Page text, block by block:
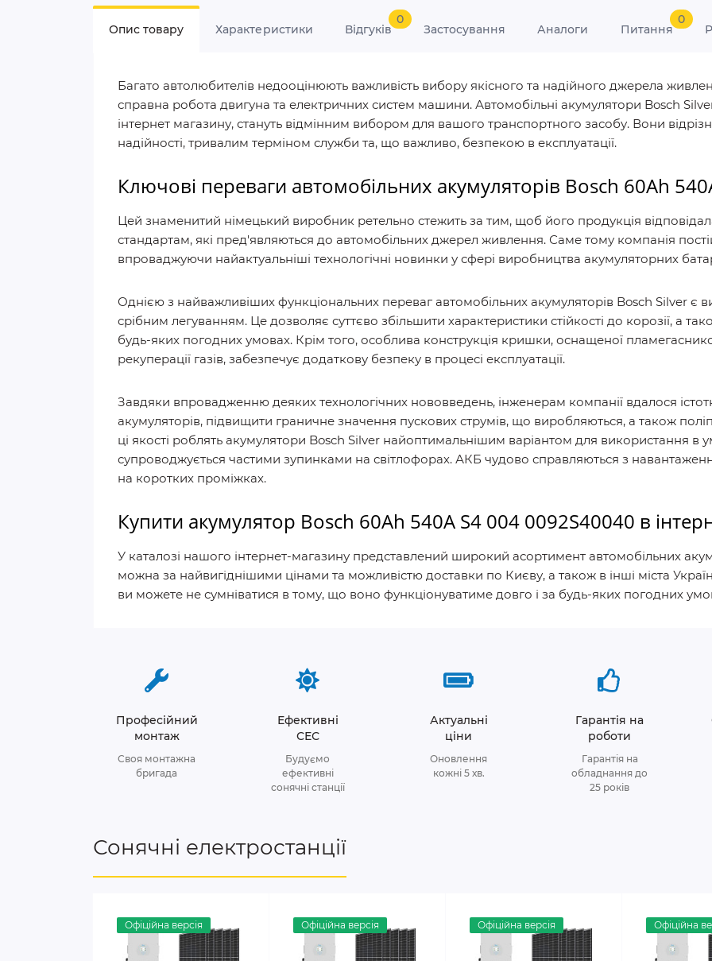
Опис товару Характеристики Відгуків
0
Застосування Аналоги Питання
0
Багато автолюбителів недооцінюють важливість вибору якісного та надійного джерела
справна робота двигуна та електричних систем машини. Автомобільні акумулятори Bosch
інтернет магазину, стануть відмінним вибором для вашого транспортного засобу. Вони
надійності, тривалим терміном служби та, що важливо, безпекою в експлуатації.
Ключові переваги автомобільних акумуляторів Bosch 60Ah
Цей знаменитий німецький виробник ретельно стежить за тим, щоб його продукція
стандартам, які пред'являються до автомобільних джерел живлення. Саме тому компанія
впроваджуючи найактуальніші технологічні новинки у сфері виробництва акумуляторних
Однією з найважливіших функціональних переваг автомобільних акумуляторів Bosch Silver є
срібним легуванням. Це дозволяє суттєво збільшити характеристики стійкості до корозії, а
будь-яких погодних умовах. Крім того, особлива конструкція кришки, оснащеної
рекуперації газів, забезпечує додаткову безпеку в процесі експлуатації.
Завдяки впровадженню деяких технологічних нововведень, інженерам компанії вдалося
акумуляторів, підвищити граничне значення пускових струмів, що виробляються, а також
ці якості роблять акумулятори Bosch Silver найоптимальнішим варіантом для використання в
супроводжується частими зупинками на світлофорах. АКБ чудово справляються з
на коротких проміжках.
Купити акумулятор Bosch 60Ah 540A S4 004 0092S40040 в
У каталозі нашого інтернет-магазину представлений широкий асортимент автомобільних
можна за найвигіднішими цінами та можливістю доставки по Києву, а також в інші міста
ви можете не сумніватися в тому, що воно функціонуватиме довго і за будь-яких погодних
Професійний
монтаж
Своя монтажна
бригада
Ефективні
СЕС
Будуємо
ефективні
сонячні станції
Актуальні
ціни
Оновлення
кожні 5 хв.
Гарантія на
роботи
Гарантія на
обладнання до
25 років
Сонячні електростанції
Офіційна версія Офіційна версія Офіційна версія Офіційна